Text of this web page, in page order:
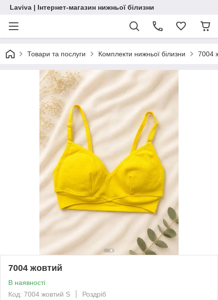
Laviva | Інтернет-магазин нижньої білизни
Товари та послуги Комплекти нижньої білизни 7004
7004 жовтий
В наявності
Код: 7004 жовтий S
Роздріб